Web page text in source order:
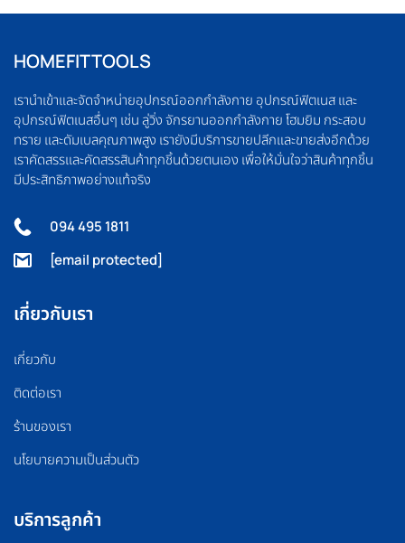
HOMEFITTOOLS
เรานำเข้าและจัดจำหน่ายอุปกรณ์ออกกำลังกาย อุปกรณ์ฟิตเนส และ
อุปกรณ์ฟิตเนสอื่นๆ เช่น ลู่วิ่ง จักรยานออกกำลังกาย โฮมยิม กระสอบ
ทราย และดัมเบลคุณภาพสูง เรายังมีบริการขายปลีกและขายส่งอีกด้วย
เราคัดสรรและคัดสรรสินค้าทุกชิ้นด้วยตนเอง เพื่อให้มั่นใจว่าสินค้าทุกชิ้น
มีประสิทธิภาพอย่างแท้จริง
094 495 1811
[email protected]
เกี่ยวกับเรา
เกี่ยวกับ
ติดต่อเรา
ร้านของเรา
นโยบายความเป็นส่วนตัว
บริการลูกค้า